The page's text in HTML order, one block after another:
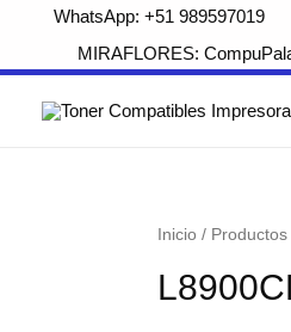
WhatsApp: +51 989597019
MIRAFLORES:
Inicio / Productos